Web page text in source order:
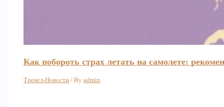
Как побороть страх летать на самолете:
Тревел-Новости/ By admin